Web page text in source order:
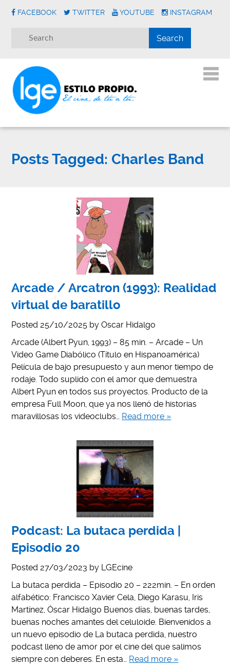
FACEBOOK TWITTER YOUTUBE INSTAGRAM
Posts Tagged: Charles Band
Arcade / Arcatron (1993): Realidad
virtual de baratillo
Posted 25/10/2025 byOscar Hidalgo
Arcade (Albert Pyun, 1993) – 85 min. – Arcade – Un
Video Game Diabólico (Título en Hispanoamérica)
Película de bajo presupuesto y aun menor tiempo de
rodaje. Todo suplido con el amor que demuestra
Albert Pyun en todos sus proyectos. Producto de la
empresa Full Moon, que ya nos llenó de historias
maravillosas los videoclubs… Read more »
Podcast: La butaca perdida |
Episodio 20
Posted 27/03/2023 by LGEcine
La butaca perdida – Episodio 20 – 222min. – En orden
alfabético: Francisco Xavier Cela, Diego Karasu, Iris
Martínez, Óscar Hidalgo Buenos días, buenas tardes,
buenas noches amantes del celuloide. Bienvenidos a
un nuevo episodio de La butaca perdida, nuestro
podcast lleno de amor por el cine del que salimos
siempre con deberes. En esta… Read more »